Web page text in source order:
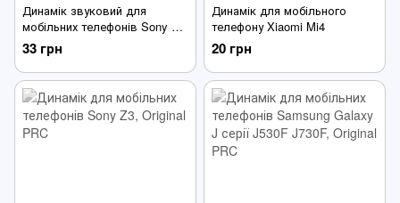
Динамік звуковий для
мобільних телефонів Sony Z2
та інших тип 1
33 грн
Динамік для мобільного
телефону Xiaomi Mi4
20 грн